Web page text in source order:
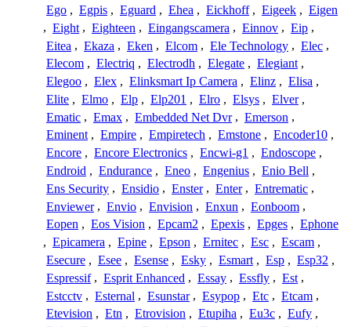
Ego , Egpis , Eguard , Ehea , Eickhoff , Eigeek , Eigen
, Eight , Eighteen , Eingangscamera , Einnov , Eip ,
Eitea , Ekaza , Eken , Elcom , Ele Technology , Elec ,
Elecom , Electriq , Electrodh , Elegate , Elegiant ,
Elegoo , Elex , Elinksmart Ip Camera , Elinz , Elisa ,
Elite , Elmo , Elp , Elp201 , Elro , Elsys , Elver ,
Ematic , Emax , Embedded Net Dvr , Emerson ,
Eminent , Empire , Empiretech , Emstone , Encoder10 ,
Encore , Encore Electronics , Encwi-g1 , Endoscope ,
Endroid , Endurance , Eneo , Engenius , Enio Bell ,
Ens Security , Ensidio , Enster , Enter , Entrematic ,
Enviewer , Envio , Envision , Enxun , Eonboom ,
Eopen , Eos Vision , Epcam2 , Epexis , Epges , Ephone
, Epicamera , Epine , Epson , Ernitec , Esc , Escam ,
Esecure , Esee , Esense , Esky , Esmart , Esp , Esp32 ,
Espressif , Esprit Enhanced , Essay , Essfly , Est ,
Estcctv , Esternal , Esunstar , Esypop , Etc , Etcam ,
Etevision , Etn , Etrovision , Etupiha , Eu3c , Eufy ,